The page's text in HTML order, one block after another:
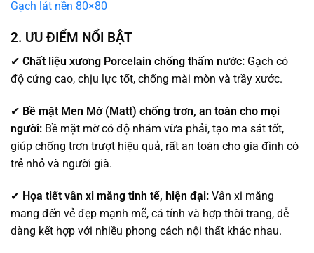
Gạch lát nền 80×80
2. ƯU ĐIỂM NỔI BẬT
✔ Chất liệu xương Porcelain chống thấm nước: Gạch có
độ cứng cao, chịu lực tốt, chống mài mòn và trầy xước.
✔ Bề mặt Men Mờ (Matt) chống trơn, an toàn cho mọi
người: Bề mặt mờ có độ nhám vừa phải, tạo ma sát tốt,
giúp chống trơn trượt hiệu quả, rất an toàn cho gia đình có
trẻ nhỏ và người già.
✔ Họa tiết vân xi măng tinh tế, hiện đại: Vân xi măng
mang đến vẻ đẹp mạnh mẽ, cá tính và hợp thời trang, dễ
dàng kết hợp với nhiều phong cách nội thất khác nhau.